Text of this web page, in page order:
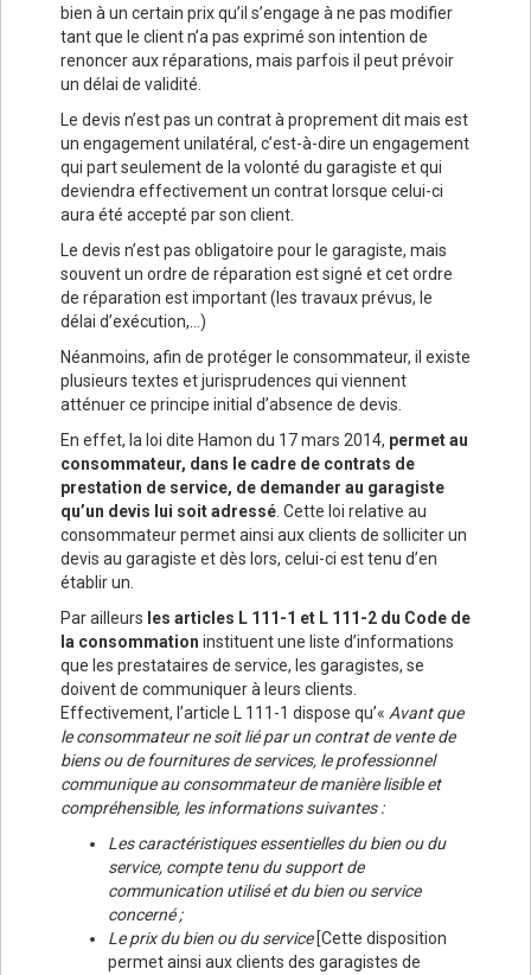
bien à un certain prix qu’il s’engage à ne pas modifier
tant que le client n’a pas exprimé son intention de
renoncer aux réparations, mais parfois il peut prévoir
un délai de validité.
Le devis n’est pas un contrat à proprement dit mais est
un engagement unilatéral, c’est-à-dire un engagement
qui part seulement de la volonté du garagiste et qui
deviendra effectivement un contrat lorsque celui-ci
aura été accepté par son client.
Le devis n’est pas obligatoire pour le garagiste, mais
souvent un ordre de réparation est signé et cet ordre
de réparation est important (les travaux prévus, le
délai d’exécution,…)
Néanmoins, afin de protéger le consommateur, il existe
plusieurs textes et jurisprudences qui viennent
atténuer ce principe initial d’absence de devis.
En effet, la loi dite Hamon du 17 mars 2014, permet au
consommateur, dans le cadre de contrats de
prestation de service, de demander au garagiste
qu’un devis lui soit adressé . Cette loi relative au
consommateur permet ainsi aux clients de solliciter un
devis au garagiste et dès lors, celui-ci est tenu d’en
établir un.
Par ailleurs les articles L 111-1 et L 111-2 du Code de
la consommation instituent une liste d’informations
que les prestataires de service, les garagistes, se
doivent de communiquer à leurs clients.
Effectivement, l’article L 111-1 dispose qu’« Avant que
le consommateur ne soit lié par un contrat de vente de
biens ou de fournitures de services, le professionnel
communique au consommateur de manière lisible et
compréhensible, les informations suivantes :
Les caractéristiques essentielles du bien ou du
service, compte tenu du support de
communication utilisé et du bien ou service
concerné ;
Le prix du bien ou du service [Cette disposition
permet ainsi aux clients des garagistes de